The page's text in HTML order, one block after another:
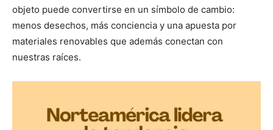
objeto puede convertirse en un símbolo de cambio:
menos desechos, más conciencia y una apuesta por
materiales renovables que además conectan con
nuestras raíces.